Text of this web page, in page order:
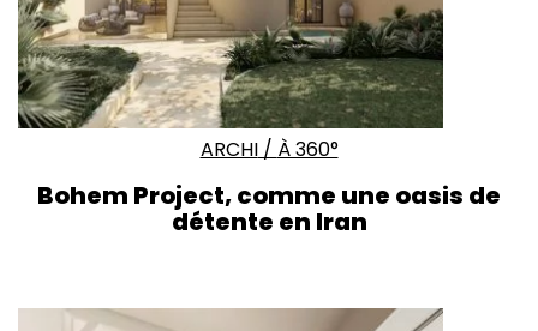
ARCHI/ À 360°
Bohem Project, comme une oasis de
détente en Iran